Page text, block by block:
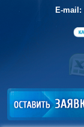
E-mail: